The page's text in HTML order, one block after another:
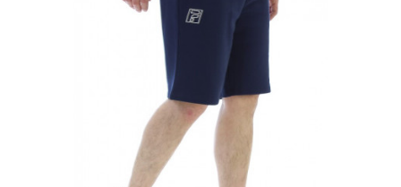
Login
Registar
Carrinho
compras